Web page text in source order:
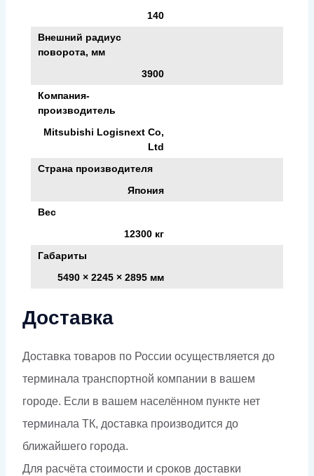
140
Внешний радиус
поворота, мм
3900
Компания-
производитель
Mitsubishi Logisnext Co,
Ltd
Страна производителя
Япония
Вес
12300 кг
Габариты
5490 × 2245 × 2895 мм
Доставка
Доставка товаров по России осуществляется до
терминала транспортной компании в вашем
городе. Если в вашем населённом пункте нет
терминала ТК, доставка производится до
ближайшего города.
Для расчёта стоимости и сроков доставки